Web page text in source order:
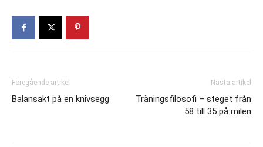
Föregående artikel
Balansakt på en knivsegg
Nästa artikel
Träningsfilosofi – steget från
58 till 35 på milen